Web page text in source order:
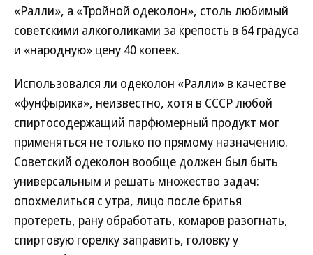
«Ралли», а «Тройной одеколон», столь любимый
советскими алкоголиками за крепость в 64 градуса
и «народную» цену 40 копеек.
Использовался ли одеколон «Ралли» в качестве
«фунфырика», неизвестно, хотя в СССР любой
спиртосодержащий парфюмерный продукт мог
применяться не только по прямому назначению.
Советский одеколон вообще должен был быть
универсальным и решать множество задач:
опохмелиться с утра, лицо после бритья
протереть, рану обработать, комаров разогнать,
спиртовую горелку заправить, головку у